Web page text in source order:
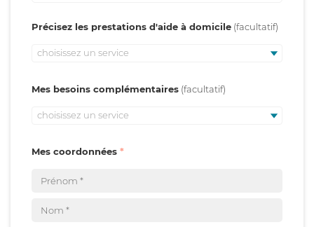
Précisez les prestations d'aide à domicile
choisissez un service
Mes besoins complémentaires
choisissez un service
Mes coordonnées